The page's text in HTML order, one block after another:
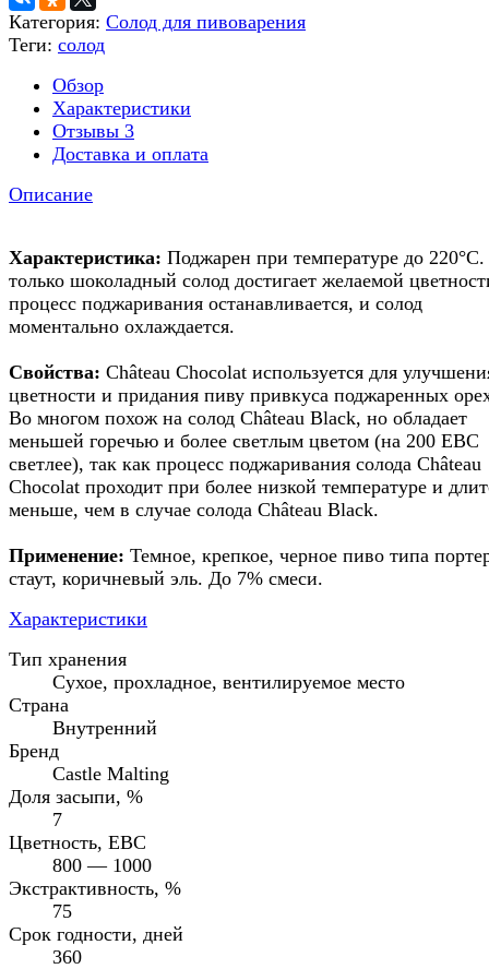
Категория: Солод для пивоварения
Теги: солод
Обзор
Характеристики
Отзывы 3
Доставка и оплата
Описание
Характеристика: Поджарен при температуре до
только шоколадный солод достигает желаемой
процесс поджаривания останавливается, и солод
моментально охлаждается.
Свойства: Château Chocolat используется для
цветности и придания пиву привкуса поджаренных
Во многом похож на солод Château Black, но обладает
меньшей горечью и более светлым цветом (на 200 EBC
светлее), так как процесс поджаривания солода Château
Chocolat проходит при более низкой температуре и
меньше, чем в случае солода Château Black.
Применение: Темное, крепкое, черное пиво типа
стаут, коричневый эль. До 7% смеси.
Характеристики
Тип хранения
Сухое, прохладное, вентилируемое место
Страна
Внутренний
Бренд
Castle Malting
Доля засыпи, %
7
Цветность, EBC
800 — 1000
Экстрактивность, %
75
Срок годности, дней
360